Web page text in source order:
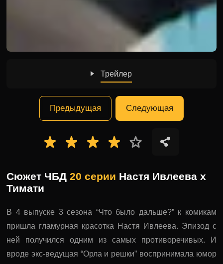
Трейлер
Предыдущая Следующая
Сюжет ЧБД 20 серии Настя Ивлеева x
Тимати
В 4 выпуске 3 сезона “Что было дальше?” к комикам
пришла гламурная красотка Настя Ивлеева. Эпизод с
ней получился одним из самых противоречивых. И
вроде экс-ведущая “Орла и решки” воспринимала юмор